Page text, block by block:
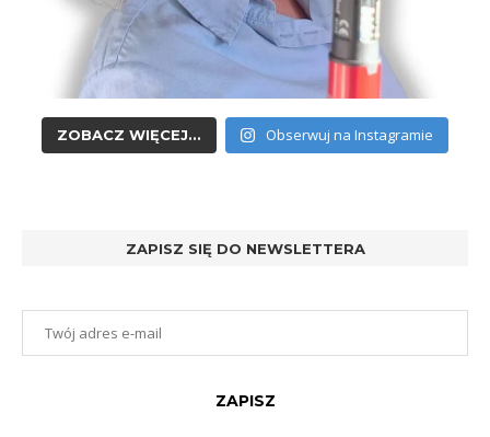
ZOBACZ WIĘCEJ... Obserwuj na Instagramie
ZAPISZ SIĘ DO NEWSLETTERA